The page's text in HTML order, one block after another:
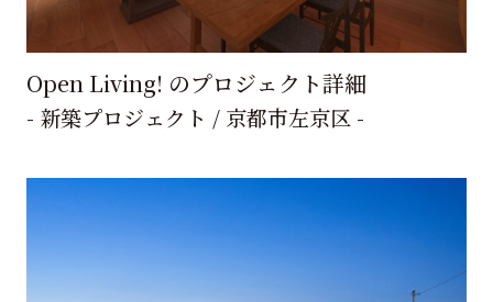
Open Living! のプロジェクト詳細
- 新築プロジェクト / 京都市左京区 -